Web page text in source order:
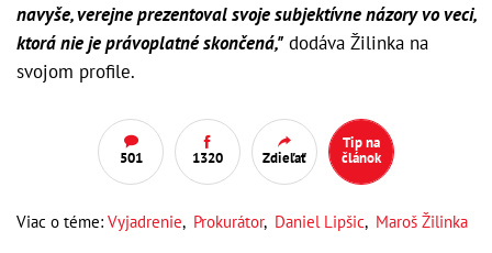
navyše, verejne prezentoval svoje subjektívne názory vo veci,
ktorá nie je právoplatné skončená," dodáva Žilinka na
svojom profile.
501 1320 Zdieľať
Tip na
článok
Viac o téme: Vyjadrenie, Prokurátor, Daniel Lipšic, Maroš Žilinka